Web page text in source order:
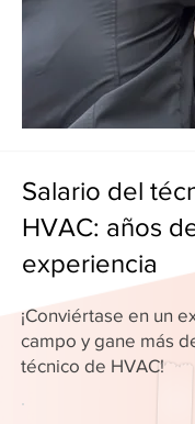
Salario del
HVAC: años
experiencia
¡Conviértase en un
campo y gane más
técnico de HVAC!